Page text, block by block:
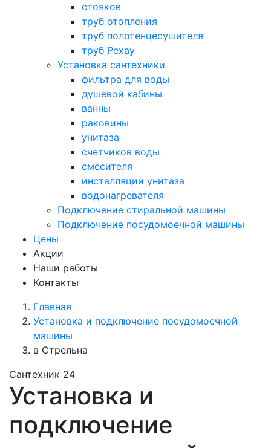
стояков
труб отопления
труб полотенцесушителя
труб Рехау
Установка сантехники
фильтра для воды
душевой кабины
ванны
раковины
унитаза
счетчиков воды
смесителя
инсталляции унитаза
водонагревателя
Подключение стиральной машины
Подключение посудомоечной машины
Цены
Акции
Наши работы
Контакты
Главная
Установка и подключение посудомоечной
машины
в Стрельна
Сантехник 24
Установка и
подключение